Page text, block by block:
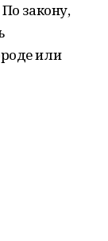
закону,
или